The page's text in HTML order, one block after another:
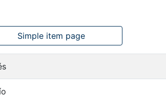
Simple item page